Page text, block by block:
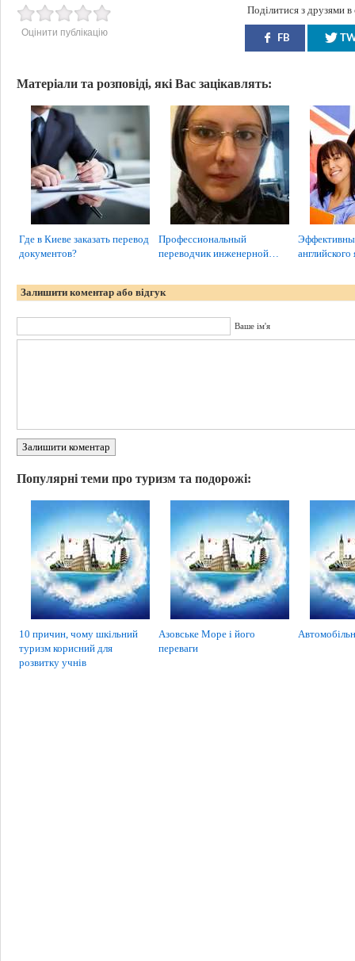
Оцінити публікацію
Поділитися з друзями
FB
Матеріали та розповіді, які Вас зацікавлять:
Где в Киеве заказать перевод
документов?
Профессиональный
переводчик инженерной…
английского
Залишити коментар або відгук
Ваше ім'я
Залишити коментар
Популярні теми про туризм та подорожі:
10 причин, чому шкільний
туризм корисний для
розвитку учнів
Азовське Море і його
переваги